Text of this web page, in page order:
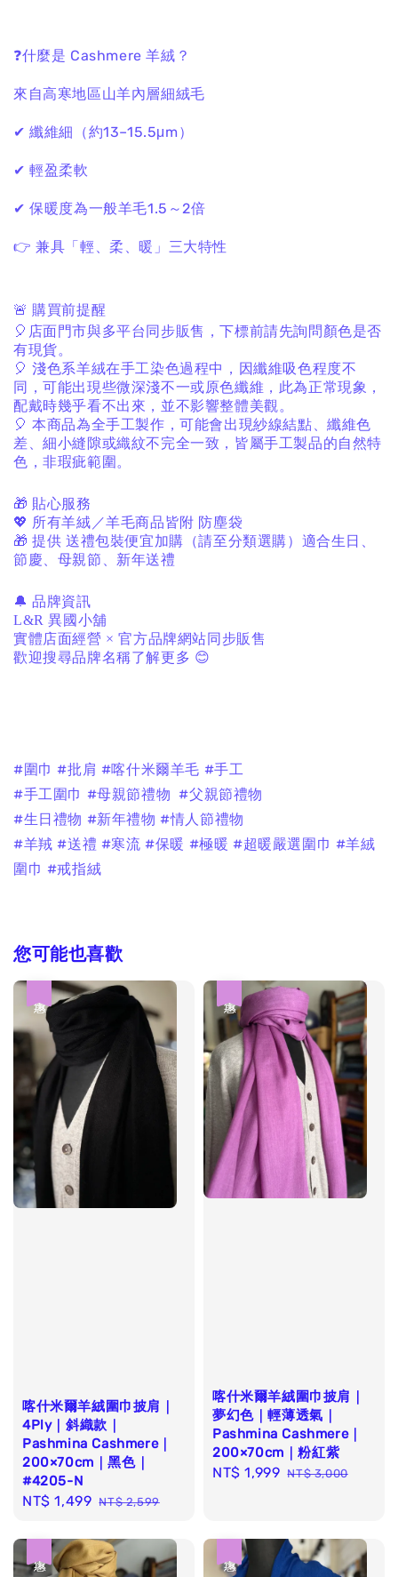
❓什麼是 Cashmere 羊絨？
來自高寒地區山羊內層細絨毛
✔ 纖維細（約13–15.5μm）
✔ 輕盈柔軟
✔ 保暖度為一般羊毛1.5～2倍
👉 兼具「輕、柔、暖」三大特性
🚨 購買前提醒
🎈 店面門市與多平台同步販售，下標前請先詢問顏色是否
有現貨。
🎈 淺色系羊絨在手工染色過程中，因纖維吸色程度不
同，可能出現些微深淺不一或原色纖維，此為正常現象，
配戴時幾乎看不出來，並不影響整體美觀。
🎈 本商品為全手工製作，可能會出現紗線結點、纖維色
差、細小縫隙或織紋不完全一致，皆屬手工製品的自然特
色，非瑕疵範圍。
🎁 貼心服務
💖 所有羊絨／羊毛商品皆附 防塵袋
🎁提供 送禮包裝便宜加購（請至分類選購）適合生日、
節慶、母親節、新年送禮
🔔品牌資訊
L&R異國小舖
實體店面經營 ×官方品牌網站同步販售
歡迎搜尋品牌名稱了解更多 😊
#圍巾 #批肩 #喀什米爾羊毛 #手工
#手工圍巾 #母親節禮物 #父親節禮物
#生日禮物 #新年禮物 #情人節禮物
#羊羢 #送禮 #寒流 #保暖 #極暖 #超暖嚴選圍巾 #羊絨
圍巾 #戒指絨
您可能也喜歡
喀什米爾羊絨圍巾披肩｜
4Ply｜斜織款｜
Pashmina Cashmere｜
200×70cm｜黑色｜
#4205-N
Sale
NT$ 1,499 Regular
NT$ 2,599
喀什米爾羊絨圍巾披肩｜
夢幻色｜輕薄透氣｜
Pashmina Cashmere｜
200×70cm｜粉紅紫
Sale
NT$ 1,999 Regular
NT$ 3,000